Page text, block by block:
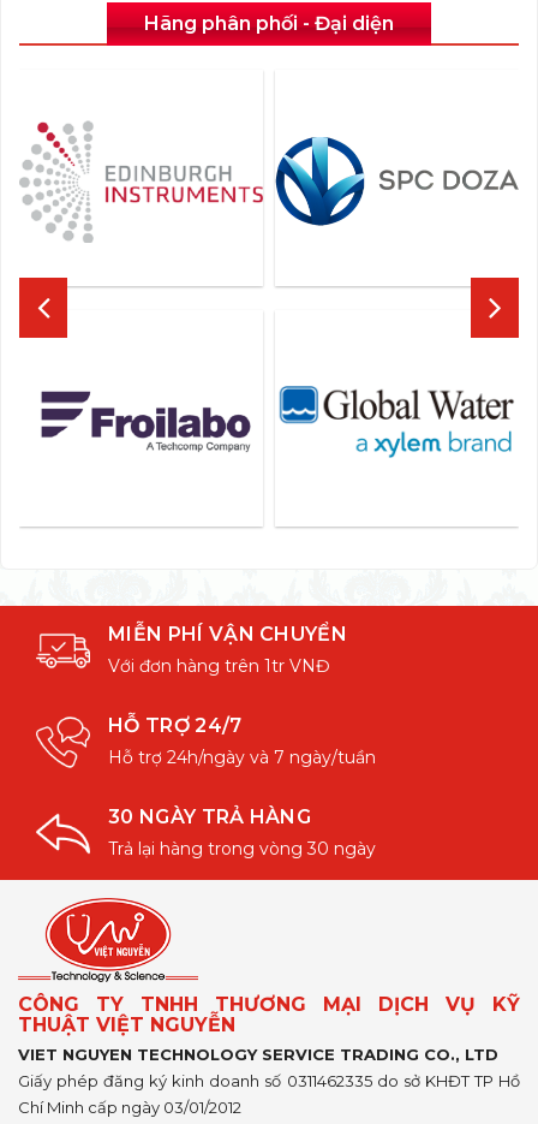
Hãng phân phối - Đại diện
MIỄN PHÍ VẬN CHUYỂN
Với đơn hàng trên 1tr VNĐ
HỖ TRỢ 24/7
Hỗ trợ 24h/ngày và 7 ngày/tuần
30 NGÀY TRẢ HÀNG
Trả lại hàng trong vòng 30 ngày
CÔNG TY TNHH THƯƠNG MẠI DỊCH VỤ KỸ
THUẬT VIỆT NGUYỄN
VIET NGUYEN TECHNOLOGY SERVICE TRADING CO., LTD
Giấy phép đăng ký kinh doanh số 0311462335 do sở KHĐT TP Hồ
Chí Minh cấp ngày 03/01/2012